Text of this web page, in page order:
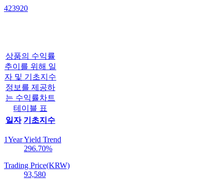
423920
상품의 수익률
추이를 위해 일
자 및 기초지수
정보를 제공하
는 수익률차트
테이블 표
일자 기초지수
1Year Yield Trend
296.70%
Trading Price(KRW)
93,580